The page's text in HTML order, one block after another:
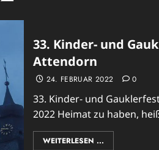
33. Kinder- und
Attendorn
24. FEBRUAR 2022 0
33. Kinder- und
2022 Heimat zu haben,
WEITERLESEN ...